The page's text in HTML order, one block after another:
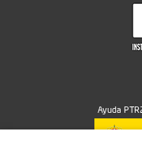
Ayuda